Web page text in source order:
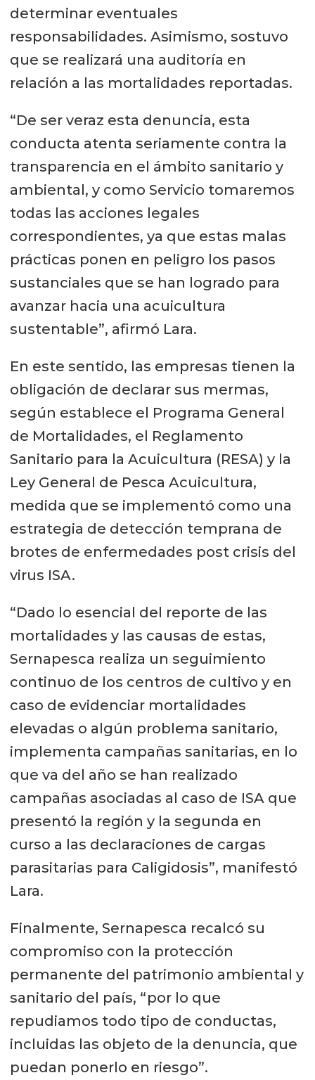
determinar eventuales
responsabilidades. Asimismo, sostuvo
que se realizará una auditoría en
relación a las mortalidades reportadas.
“De ser veraz esta denuncia, esta
conducta atenta seriamente contra la
transparencia en el ámbito sanitario y
ambiental, y como Servicio tomaremos
todas las acciones legales
correspondientes, ya que estas malas
prácticas ponen en peligro los pasos
sustanciales que se han logrado para
avanzar hacia una acuicultura
sustentable”, afirmó Lara.
En este sentido, las empresas tienen la
obligación de declarar sus mermas,
según establece el Programa General
de Mortalidades, el Reglamento
Sanitario para la Acuicultura (RESA) y la
Ley General de Pesca Acuicultura,
medida que se implementó como una
estrategia de detección temprana de
brotes de enfermedades post crisis del
virus ISA.
“Dado lo esencial del reporte de las
mortalidades y las causas de estas,
Sernapesca realiza un seguimiento
continuo de los centros de cultivo y en
caso de evidenciar mortalidades
elevadas o algún problema sanitario,
implementa campañas sanitarias, en lo
que va del año se han realizado
campañas asociadas al caso de ISA que
presentó la región y la segunda en
curso a las declaraciones de cargas
parasitarias para Caligidosis”, manifestó
Lara.
Finalmente, Sernapesca recalcó su
compromiso con la protección
permanente del patrimonio ambiental y
sanitario del país, “por lo que
repudiamos todo tipo de conductas,
incluidas las objeto de la denuncia, que
puedan ponerlo en riesgo”.